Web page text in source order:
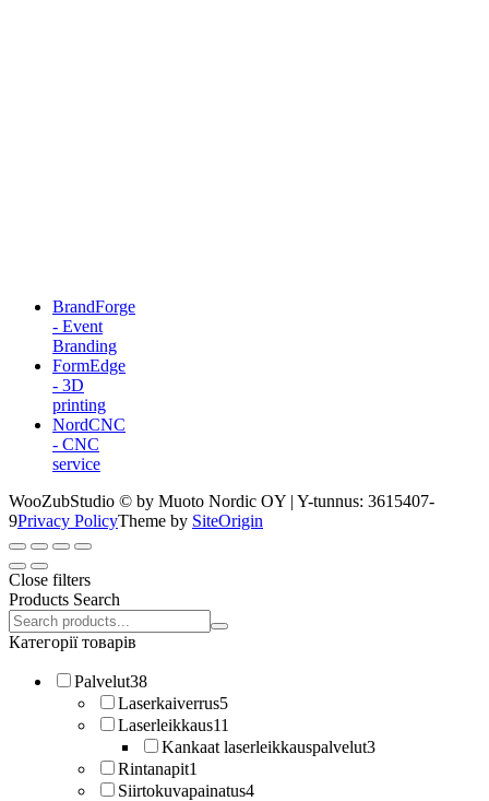
BrandForge
- Event
Branding
FormEdge
- 3D
printing
NordCNC
- CNC
service
WooZubStudio © by Muoto Nordic OY | Y-tunnus: 3615407-
9Privacy PolicyTheme by SiteOrigin
Close filters
Products Search
Search
products:
Категорії товарів
Palvelut38
Laserkaiverrus5
Laserleikkaus11
Kankaat laserleikkauspalvelut3
Rintanapit1
Siirtokuvapainatus4